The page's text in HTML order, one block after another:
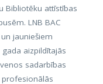
Bibliotēku attīstības
LNB BAC
jauniešiem
aizpildītajās
sadarbības
profesionālās